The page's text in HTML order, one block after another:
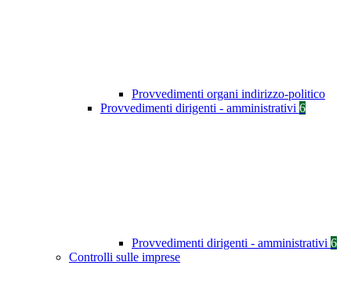
Provvedimenti organi indirizzo-politico
Provvedimenti dirigenti - amministrativi 6
Provvedimenti dirigenti - amministrativi 6
Controlli sulle imprese